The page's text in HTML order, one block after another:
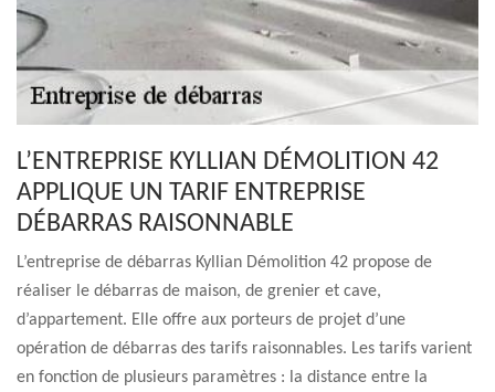
L’ENTREPRISE KYLLIAN DÉMOLITION 42
APPLIQUE UN TARIF ENTREPRISE
DÉBARRAS RAISONNABLE
L’entreprise de débarras Kyllian Démolition 42 propose de
réaliser le débarras de maison, de grenier et cave,
d’appartement. Elle offre aux porteurs de projet d’une
opération de débarras des tarifs raisonnables. Les tarifs varient
en fonction de plusieurs paramètres : la distance entre la